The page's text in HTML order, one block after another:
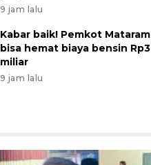
9 jam lalu
Kabar baik! Pemkot Mataram
bisa hemat biaya bensin Rp3
miliar
9 jam lalu